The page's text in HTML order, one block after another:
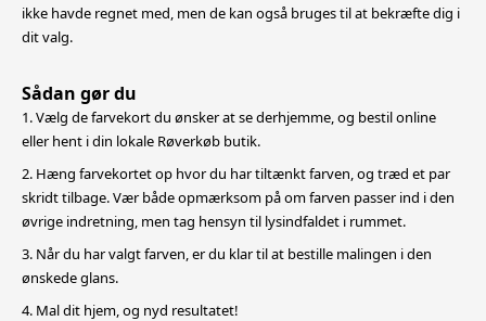
ikke havde regnet med, men de kan også bruges til at bekræfte dig i
dit valg.
Sådan gør du
1. Vælg de farvekort du ønsker at se derhjemme, og bestil online
eller hent i din lokale Røverkøb butik.
2. Hæng farvekortet op hvor du har tiltænkt farven, og træd et par
skridt tilbage. Vær både opmærksom på om farven passer ind i den
øvrige indretning, men tag hensyn til lysindfaldet i rummet.
3. Når du har valgt farven, er du klar til at bestille malingen i den
ønskede glans.
4. Mal dit hjem, og nyd resultatet!